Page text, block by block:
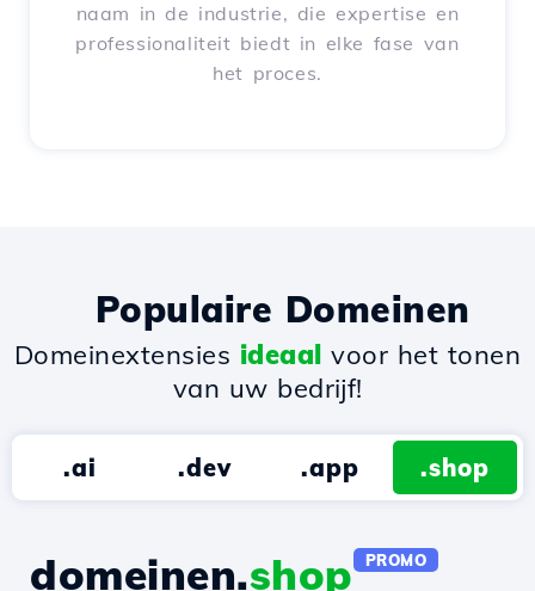
naam in de industrie, die expertise en
professionaliteit biedt in elke fase van
het proces.
Populaire Domeinen
Domeinextensies ideaal voor het tonen
van uw bedrijf!
.ai .dev .app .shop
domeinen.shop PROMO